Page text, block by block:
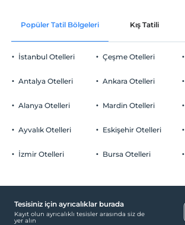
Otopark (Tesis bünyesinde)
Yılbaşı Etkinliği
Odalar
Evcil Hayvan
Sigara
Çocuklar
Odaya şarap ikramı
Oda süslemesi
Popüler Tatil Bölgeleri Kış Tatili
İstanbul Otelleri
Antalya Otelleri
Alanya Otelleri
Ayvalık Otelleri
İzmir Otelleri
Çeşme Otelleri
Ankara Otelleri
Mardin Otelleri
Eskişehir Otelleri
Bursa Otelleri
Tesisiniz için ayrıcalıklar burada
Kayıt olun ayrıcalıklı tesisler arasında siz de
yer alın